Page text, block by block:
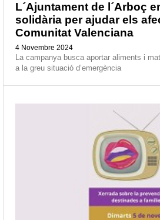
L´Ajuntament de l´Arboç
solidària per ajudar els
Comunitat Valenciana
4 Novembre 2024
La campanya busca aportar aliments i
a la greu situació d’emergència